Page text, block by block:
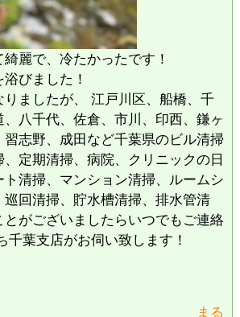
麗で、冷たかったです！
びました！
りましたが、 江戸川区、船橋、千
八千代、佐倉、市川、印西、鎌ヶ
志野、成田など千葉県のビル清掃
定期清掃、病院、クリニックの日
清掃、マンション清掃、ルームシ
巡回清掃、貯水槽清掃、排水管清
がございましたらいつでもご連絡
千葉支店がお伺い致します！
まる